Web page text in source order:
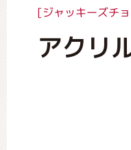
[ジャッキーズチ
アクリ
絵本・作